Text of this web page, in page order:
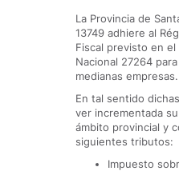
La Provincia de
13749 adhiere al
Fiscal previsto en
Nacional 27264
medianas empresas.
En tal sentido
ver incrementada
ámbito provincial y
siguientes tributos:
Impuesto